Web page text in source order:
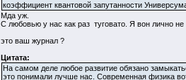
коэффициент квантовой запутанности
Мда уж.
С любовью у нас как раз туговато. Я вон лично
это ваш журнал ?
Цитата:
На самом деле любое развитие обязано
это понимали лучше нас. Современная физика